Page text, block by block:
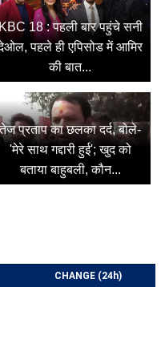
18 : पहली बार पहुंचे सनी
पहले ही एपिसोड में आमिर
की बात...
तेज प्रताप का छलका दर्द, बोले-
'मेरे साथ गद्दारी हुई'; खुद को
बताया बाहुबली, कौन...